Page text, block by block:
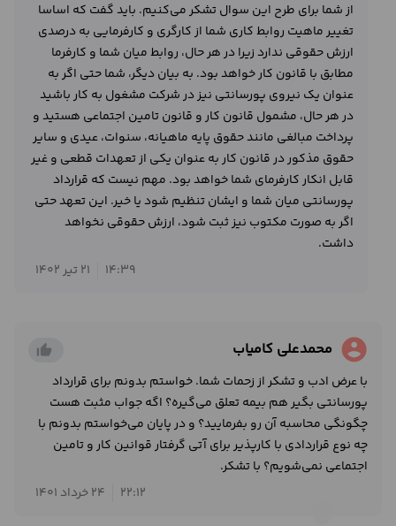
از شما برای طرح این سوال تشکر می‌کنیم. باید گفت که اساسا
تغییر ماهیت روابط کاری شما از کارگری و کارفرمایی به درصدی
ارزش حقوقی ندارد زیرا در هر حال، روابط میان شما و کارفرما
مطابق با قانون کار خواهد بود. به بیان دیگر، شما حتی اگر به
عنوان یک نیروی پورسانتی نیز در شرکت مشغول به کار باشید
در هر حال، مشمول قانون کار و قانون تامین اجتماعی هستید و
پرداخت مبالغی مانند حقوق پایه ماهیانه، سنوات، عیدی و سایر
حقوق مذکور در قانون کار به عنوان یکی از تعهدات قطعی و غیر
قابل انکار کارفرمای شما خواهد بود. مهم نیست که قرارداد
پورسانتی میان شما و ایشان تنظیم شود یا خیر. این تعهد حتی
اگر به صورت مکتوب نیز ثبت شود، ارزش حقوقی نخواهد
داشت.
14:39
21 تیر 1402
account_circle محمدعلی کامیاب thumb_up_alt
با عرض ادب و تشکر از زحمات شما. خواستم بدونم برای قرارداد
پورسانتی بگیر هم بیمه تعلق می‌گیره؟ اگه جواب مثبت هست
چگونگی محاسبه آن رو بفرمایید؟ و در پایان می‌خواستم بدونم با
چه نوع قراردادی با کارپذیر برای آتی گرفتار قوانین کار و تامین
اجتماعی نمی‌شویم؟ با تشکر.
22:12
24 خرداد 1401